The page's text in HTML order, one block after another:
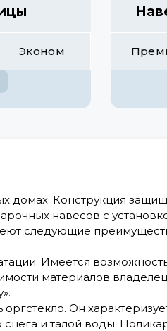
Эконом
домах. Конструкция
навесов с
следующие
Имеется
материалов
Он
и талой воды.